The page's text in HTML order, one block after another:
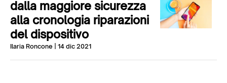
dalla maggiore sicurezza
alla cronologia riparazioni
del dispositivo
Ilaria Roncone | 14 dic 2021